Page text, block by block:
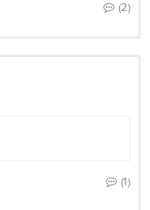
(2)
(1)